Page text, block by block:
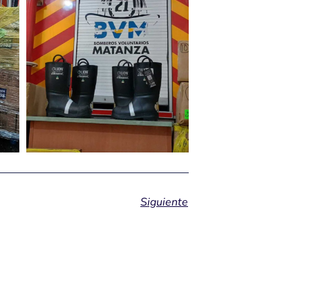
Siguiente